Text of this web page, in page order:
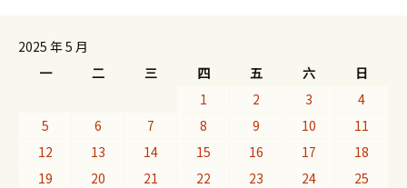
2025 年 5 月
一
二 三 四 五 六
日
1
2 3
4
5
6 7 8 9 10
11
12
13 14 15 16 17
18
19
20 21 22 23 24
25